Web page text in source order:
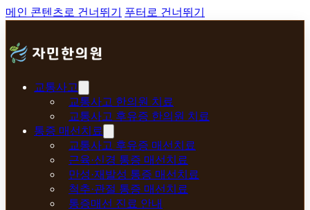
메인 콘텐츠로 건너뛰기 푸터로 건너뛰기
교통사고
교통사고 한의원 치료
교통사고 후유증 한의원 치료
통증 매선치료
교통사고 후유증 매선치료
근육·신경 통증 매선치료
만성·재발성 통증 매선치료
척추·관절 통증 매선치료
통증매선 진료 안내